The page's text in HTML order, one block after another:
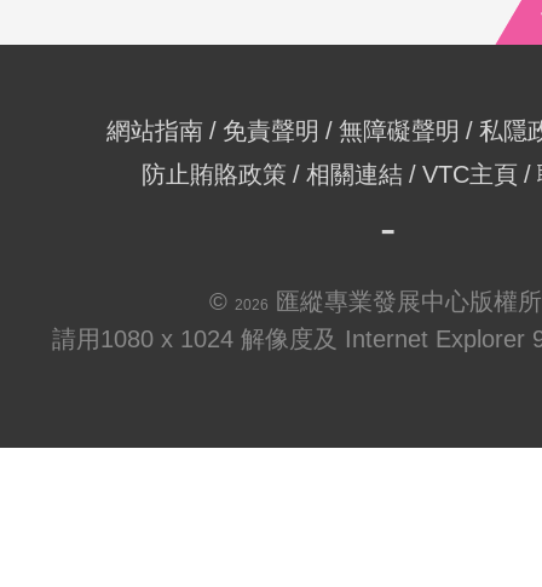
網站指南 免責聲明 無障礙聲明
私隱
防止賄賂政策
相關連結 VTC主頁
© 2026
匯縱專業發展中心版權
請用1080 x 1024 解像度及 Internet Explorer